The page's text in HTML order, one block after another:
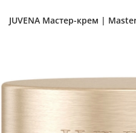
JUVENA Мастер-крем |